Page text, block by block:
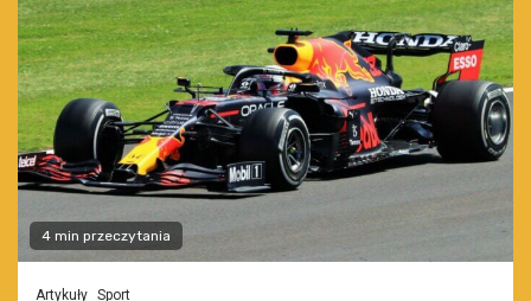
4 min przeczytania
Artykuły Sport